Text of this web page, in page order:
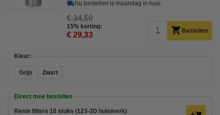
Nu bestellen is maandag in huis
€ 34,50
15% korting:
€ 29,33 Bestellen
Kleur:
Grijs Zwart
Direct mee bestellen
Resin filters 10 stuks (123-3D huismerk)